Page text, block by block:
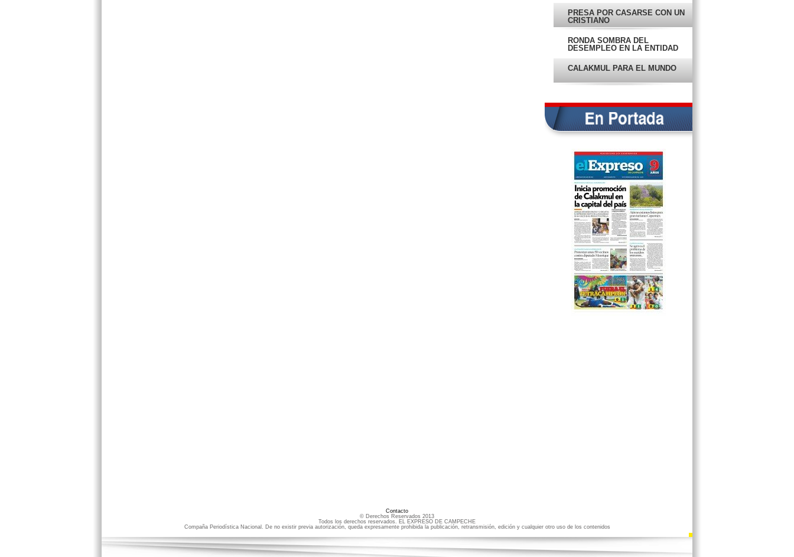
PRESA POR CASARSE CON UN
CRISTIANO
RONDA SOMBRA DEL
DESEMPLEO EN LA ENTIDAD
CALAKMUL PARA EL MUNDO
AEROPUERTO SIGUE DANDO UN
MAL SERVICIO
CAMIONETA CAE A
ALCANTARILLA EN MAL ESTADO
CONTINÚAN ACTOS DE
VANDALISMO EN EL MALECÓN
BARES QUE INCUMPLAN
PERDERÍAN SU LICENCIA
POLICÍA A EXCESO DE
VELOCIDAD OCASIONA CHOQUE
CONSIGNAN A VIOLADOR:
ABUSÓ DE UNA NIÑA DE 10
AÑOS
IMPRUDENTE LE FRACTURA LA
PIERNA A PADRE E HIJA
Contacto
© Derechos Reservados 2013
Todos los derechos reservados. EL EXPRESO DE CAMPECHE
Compaña Periodística Nacional. De no existir previa autorización, queda expresamente prohibida la publicación, retransmisión, edición y cualquier otro uso de los contenidos